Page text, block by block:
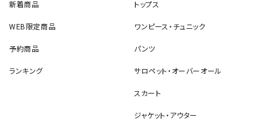
新着商品
WEB限定商品
予約商品
ランキング
トップス
ワンピース・チュニック
パンツ
サロペット・オーバーオール
スカート
ジャケット・アウター